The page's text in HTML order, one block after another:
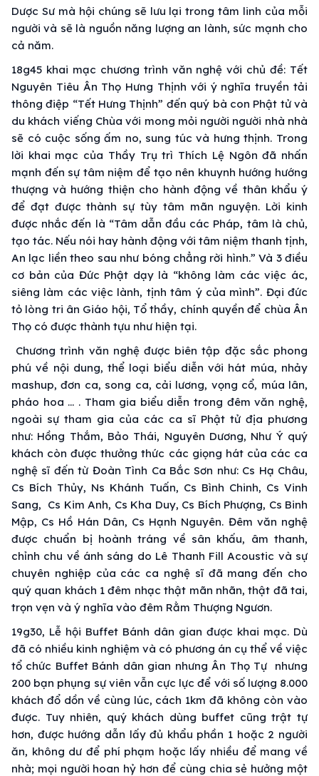
Dược Sư mà hội chúng sẽ lưu lại trong tâm linh của mỗi
người và sẽ là nguồn năng lượng an lành, sức mạnh cho
cả năm.
18g45 khai mạc chương trình văn nghệ với chủ đề: Tết
Nguyên Tiêu Ân Thọ Hưng Thịnh với ý nghĩa truyền tải
thông điệp “Tết Hưng Thịnh” đến quý bà con Phật tử và
du khách viếng Chùa với mong mỏi người người nhà nhà
sẽ có cuộc sống ấm no, sung túc và hưng thịnh. Trong
lời khai mạc của Thầy Trụ trì Thích Lệ Ngôn đã nhấn
mạnh đến sự tâm niệm để tạo nên khuynh hướng hướng
thượng và hướng thiện cho hành động về thân khẩu ý
để đạt được thành sự tùy tâm mãn nguyện. Lời kinh
được nhắc đến là “Tâm dẫn đầu các Pháp, tâm là chủ,
tạo tác. Nếu nói hay hành động với tâm niệm thanh tịnh,
An lạc liền theo sau như bóng chẳng rời hình.” Và 3 điều
cơ bản của Đức Phật dạy là “không làm các việc ác,
siêng làm các việc lành, tịnh tâm ý của mình”. Đại đức
tỏ lòng tri ân Giáo hội, Tổ thầy, chính quyền để chùa Ân
Thọ có được thành tựu như hiện tại.
Chương trình văn nghệ được biên tập đặc sắc phong
phú về nội dung, thể loại biểu diễn với hát múa, nhảy
mashup, đơn ca, song ca, cải lương, vọng cổ, múa lân,
pháo hoa … . Tham gia biểu diễn trong đêm văn nghệ,
ngoài sự tham gia của các ca sĩ Phật tử địa phương
như: Hồng Thắm, Bảo Thái, Nguyên Dương, Như Ý quý
khách còn được thưởng thức các giọng hát của các ca
nghệ sĩ đến từ Đoàn Tình Ca Bắc Sơn như: Cs Hạ Châu,
Cs Bích Thủy, Ns Khánh Tuấn, Cs Bình Chinh, Cs Vinh
Sang, Cs Kim Anh, Cs Kha Duy, Cs Bích Phượng, Cs Binh
Mập, Cs Hồ Hán Dân, Cs Hạnh Nguyên. Đêm văn nghệ
được chuẩn bị hoành tráng về sân khấu, âm thanh,
chỉnh chu về ánh sáng do Lê Thanh Fill Acoustic và sự
chuyên nghiệp của các ca nghệ sĩ đã mang đến cho
quý quan khách 1 đêm nhạc thật mãn nhãn, thật đã tai,
trọn vẹn và ý nghĩa vào đêm Rằm Thượng Ngươn.
19g30, Lễ hội Buffet Bánh dân gian được khai mạc. Dù
đã có nhiều kinh nghiệm và có phương án cụ thể về việc
tổ chức Buffet Bánh dân gian nhưng Ân Thọ Tự nhưng
200 bạn phụng sự viên vẫn cực lực để với số lượng 8.000
khách đổ dồn về cùng lúc, cách 1km đã không còn vào
được. Tuy nhiên, quý khách dùng buffet cũng trật tự
hơn, được hướng dẫn lấy đủ khẩu phần 1 hoặc 2 người
ăn, không dư để phí phạm hoặc lấy nhiều để mang về
nhà; mọi người hoan hỷ hơn để cùng chia sẻ hưởng một